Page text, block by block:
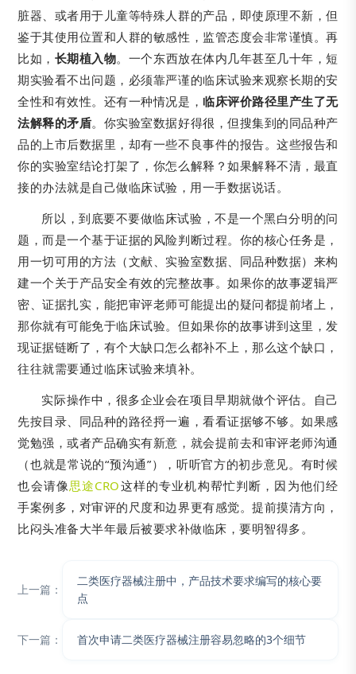
脏器、或者用于儿童等特殊人群的产品，即使原理不新，但
鉴于其使用位置和人群的敏感性，监管态度会非常谨慎。再
比如， 长期植入物。一个东西放在体内几年甚至几十年，短
期实验看不出问题，必须靠严谨的临床试验来观察长期的安
全性和有效性。还有一种情况是，临床评价路径里产生了无
法解释的矛盾。你实验室数据好得很，但搜集到的同品种产
品的上市后数据里，却有一些不良事件的报告。这些报告和
你的实验室结论打架了，你怎么解释？如果解释不清，最直
接的办法就是自己做临床试验，用一手数据说话。
所以，到底要不要做临床试验，不是一个黑白分明的问
题，而是一个基于证据的风险判断过程。你的核心任务是，
用一切可用的方法（文献、实验室数据、同品种数据）来构
建一个关于产品安全有效的完整故事。如果你的故事逻辑严
密、证据扎实，能把审评老师可能提出的疑问都提前堵上，
那你就有可能免于临床试验。但如果你的故事讲到这里，发
现证据链断了，有个大缺口怎么都补不上，那么这个缺口，
往往就需要通过临床试验来填补。
实际操作中，很多企业会在项目早期就做个评估。自己
先按目录、同品种的路径捋一遍，看看证据够不够。如果感
觉勉强，或者产品确实有新意，就会提前去和审评老师沟通
（也就是常说的“预沟通”），听听官方的初步意见。有时候
也会请像思途CRO这样的专业机构帮忙判断，因为他们经
手案例多，对审评的尺度和边界更有感觉。提前摸清方向，
比闷头准备大半年最后被要求补做临床，要明智得多。
上一篇：
二类医疗器械注册中，产品技术要求编写的核心要
点
下一篇： 首次申请二类医疗器械注册容易忽略的3个细节